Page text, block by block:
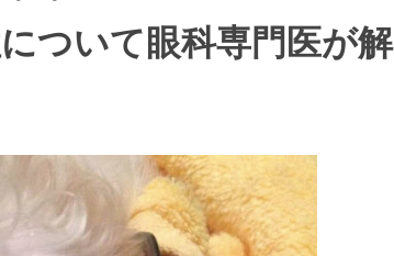
ついて眼科専門医が解